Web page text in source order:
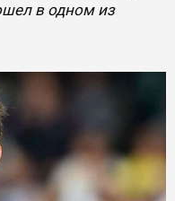
в одном из